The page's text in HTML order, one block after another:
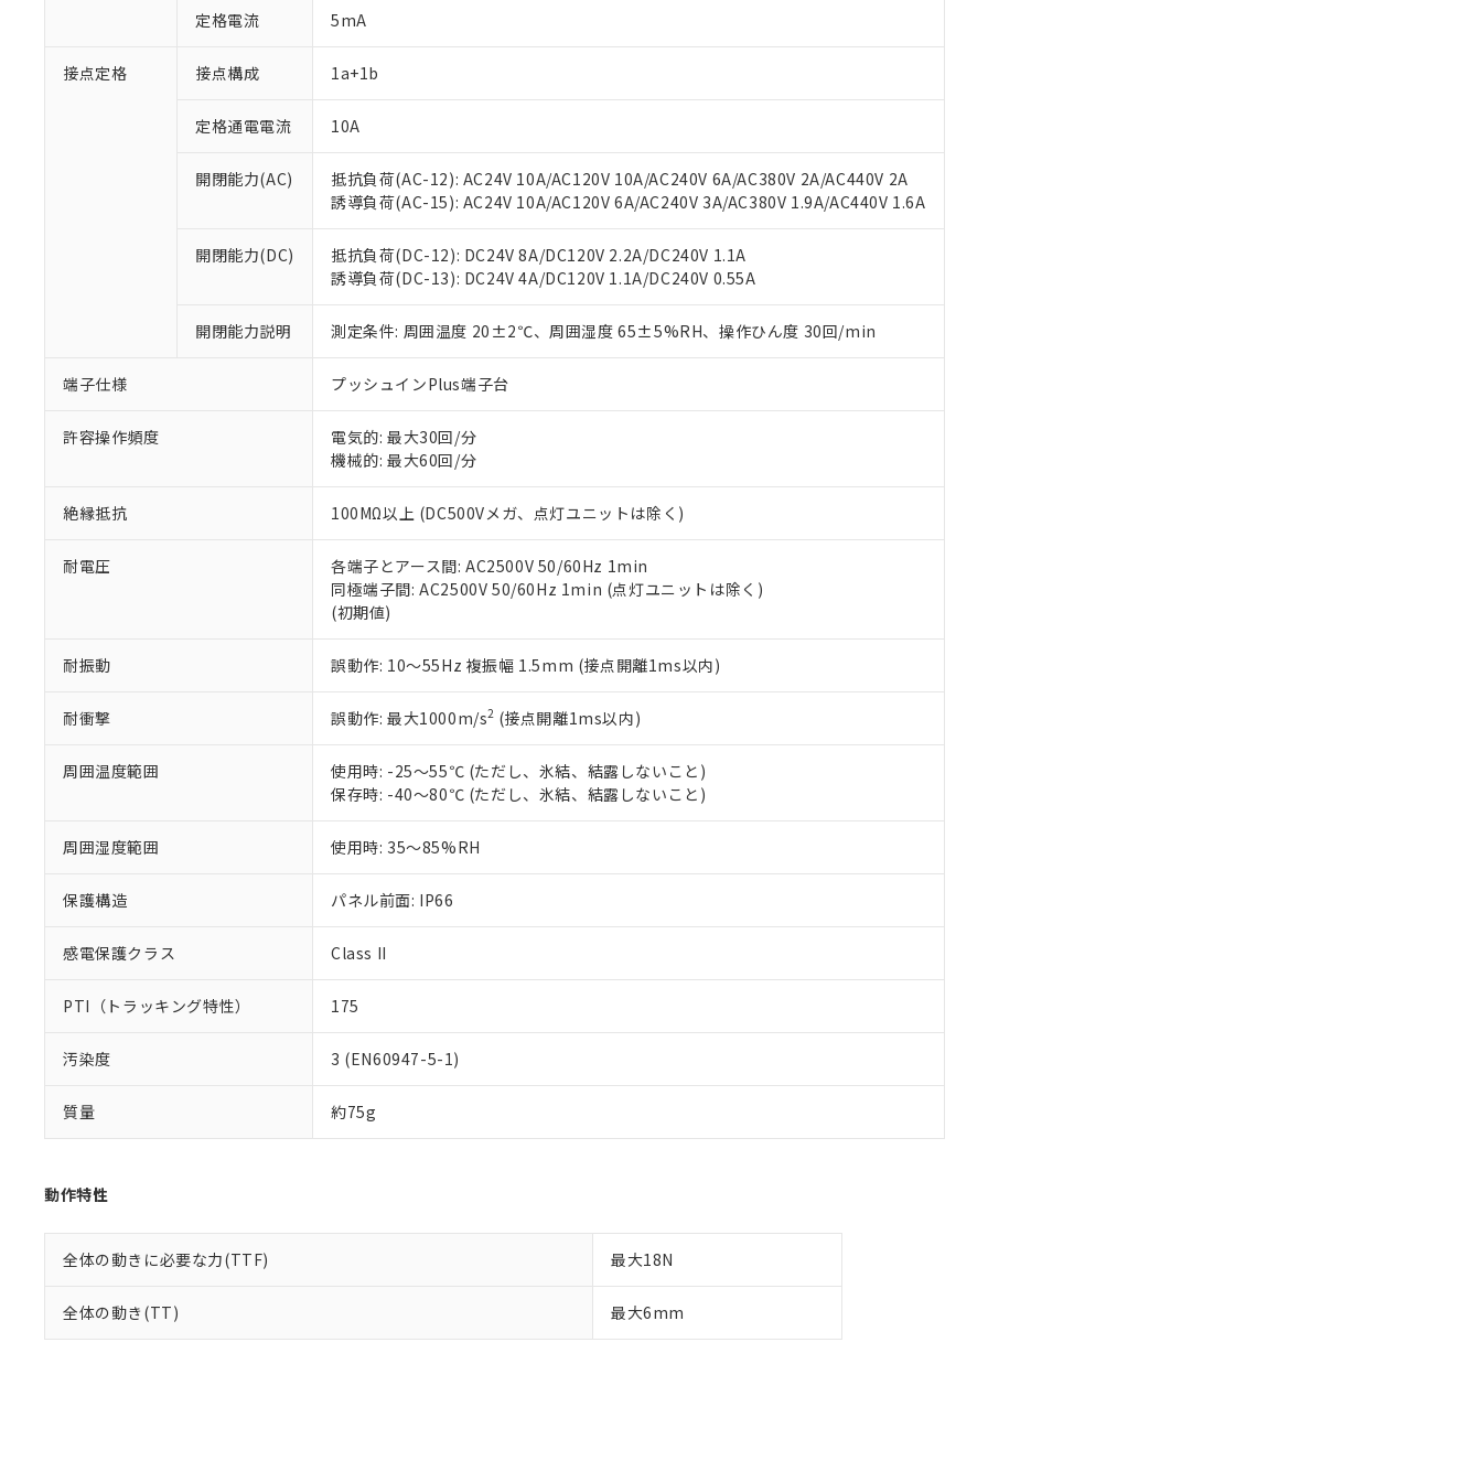
定格電流 5mA
接点定格 接点構成 1a+1b
定格通電電流 10A
開閉能力(AC)
抵抗負荷(AC-12): AC24V 10A/AC120V 10A/AC240V 6A/AC380V 2A/AC440V 2A
誘導負荷(AC-15): AC24V 10A/AC120V 6A/AC240V 3A/AC380V 1.9A/AC440V 1.6A
開閉能力(DC)
抵抗負荷(DC-12): DC24V 8A/DC120V 2.2A/DC240V 1.1A
誘導負荷(DC-13): DC24V 4A/DC120V 1.1A/DC240V 0.55A
開閉能力説明 測定条件: 周囲温度 20±2℃、周囲湿度 65±5%RH、操作ひん度 30回/min
端子仕様 プッシュインPlus端子台
許容操作頻度
電気的: 最大30回/分
機械的: 最大60回/分
絶縁抵抗 100MΩ以上 (DC500Vメガ、点灯ユニットは除く)
耐電圧
各端子とアース間: AC2500V 50/60Hz 1min
同極端子間: AC2500V 50/60Hz 1min (点灯ユニットは除く)
(初期値)
耐振動 誤動作: 10～55Hz 複振幅 1.5mm (接点開離1ms以内)
耐衝撃 誤動作: 最大1000m/s2 (接点開離1ms以内)
周囲温度範囲
使用時: -25～55℃ (ただし、氷結、結露しないこと)
保存時: -40～80℃ (ただし、氷結、結露しないこと)
周囲湿度範囲 使用時: 35～85%RH
保護構造 パネル前面: IP66
感電保護クラス Class II
PTI（トラッキング特性） 175
汚染度 3 (EN60947-5-1)
質量 約75g
動作特性
全体の動きに必要な力(TTF) 最大18N
全体の動き(TT) 最大6mm
ご利用条件
以下の条件をお読みいただき、同意のうえご利用ください。
本サービスは、当社制御機器事業取扱商品の当社在庫状況および標準価格(税抜)を提供させていただ
くものです。
当社制御機器事業取扱商品の中には、本サービスの対象外となる商品もあることをご了承ください。
在庫状況および標準価格照会結果は、記載している更新日時点での社内データに基づき作成されるも
のであり、閲覧された時点での実際の在庫および標準価格とは異なる場合があることをご了承くださ
い。
正式な納期状況および標準価格はお客様のお取引先、またはお客様担当のオムロン制御機器販売店・
当社販売員にご相談ください。
オムロン制御機器販売店や当社販売拠点は「販売ネットワーク
」をご確認ください。
在庫状況および標準価格結果を当社の事前の承諾なく第三者に漏洩または開示しないようお願いしま
す。
ている必要があります。
お客様が当ウェブサイト上で当社にご登録された部品リストについて、当社および当社の共同利用者
が、当社の製品・サービスに関するお客様との取引・商談に必要な範囲で利用することをご了承くだ
さい。
※当社の共同利用者とは、"個人情報の共同利用に関して"
の「1.共同利用者の範囲」に記載されて
いる法人を指します。
対応予定なし：EU RoHS指令（10物質）の非含有に非対応の商品で、対応品を出す予定はありません。
調査・確認中：EU RoHS指令（10物質）の非含有の対応状況を調査中または確認中の商品です。
非該当品：ライセンス料など無形物で、有害物質有無と関係のない商品です。
仕入先様の事情により、非含有部品としていたものが、含有品と判明した場合などやむを得ず変更すること
があります。
鉛(Pb) 1000ppm以下、 水銀(Hg) 1000ppm以下、 カドミウム(Cd) 100ppm以下、
六価クロム(Cr(Ⅵ)) 1000ppm以下、ポリ臭化ビフェニル類(PBB) 1000ppm以下、ポリ臭化ジフェニルエーテル類(PBDE) 1000ppm以下、
フタル酸ビス(2-エチルヘキシル) (DEHP)(別名：DOP) 1000ppm以下、フタル酸ブチルベンジル（BBP） 1000ppm以下、フタル酸ジブチ
ル（DBP） 1000ppm以下、フタル酸ジイソブチル (DIBP) 1000ppm以下
但し、RoHS指令で産業用監視および制御機器に対する適用除外項目は除く。
フタル酸エステル類の４物質については閾値を超える意図的な使用がないことを確認しています。
※2 対応予定月
部品在庫の切り替え状況などにより、予定月が前後することがあります。
※3 非含有証明書ダウンロード
下記の非含有証明書をダウンロードすることができます。
EU RoHS指令（10物質）の非含有証明書
51物質の非含有証明書（当社基準）
※本証明書は発行日時点で非含有を証明するもので、過去に遡って非含有を証明するものではありません。
また、RoHS指令のフタル酸エステル類４物質の対応では、対応完了までの期間は出荷製品に未対応品が
混在することから備考欄に対応日を記載しておりました。
既に当社にて対応品への在庫切替を完了していることから、特段のことがない限り、2022年1月12日よ
「○」：最大均質材料含有率が中国RoHSの基準値以下であることを示します。
「×」：最大均質材料含有率が中国RoHSの基準値を超えていることを示します。
「－」：未確認です。当社販売部門へお問い合わせください。
*中国RoHS10物質の基準値 (GB/T26572)：
Pb(鉛) :1000ppm、 Hg(水銀) : 1000ppm、 Cd(カドミウム) : 100ppm、
Cr(Ⅵ)(六価クロム) : 1000ppm、 PBBs(ポリ臭化ビフェニル類) : 1000ppm、 PBDEs(ポリ臭化ジフェニルエーテル類) : 1000ppm、
DBP(フタル酸ジブチル) : 1000ppm、 DIBP(フタル酸ジイソブチル) : 1000ppm、 BBP(フタル酸ブチルベンジル) : 1000ppm、
※2 環境保護使用期限
「ｅ」：有害物質（10物質）のすべてが基準値以下であることを示します。
「10」：通常の使用状況下において有害物質が外部に漏えいし、環境に深刻な影響を及ぼさない年数を意
味します。
「－」：未確認です。当社販売部門へお問い合わせください。
当社は、これら貴社製品のうち、外国為替および外国貿易法に定める商品（以下｢規制貨物等」とい
う）を輸出または国外への提供する場合は、日本国政府の輸出許可(または役務取引許可)を取得する
などの必要な手続きをとります。
ます。
当社は貴社製品を、核兵器、ミサイル、化学兵器、生物兵器またはその他武器並びにこれらの製造装
置等に一切使用いたしません。
当社は、貴社製品を第三者に販売する場合は、上記1、2および3の内容を当該第三者に通知します。
また当社は、販売先および販売に係わる関係者が違法に輸出するおそれがある場合は、取り引きをい
たしません。
記
号
説明
○ 一定数以上の在庫あり
△ 一定数には満たないが在庫あり
－
在庫なし(最新の在庫状況については、お客様のお取引先、またはお客様担当のオムロン制御
機器販売店・当社販売員にご確認ください)
空
白
受注生産機種、また在庫状況の情報を公開していない機種